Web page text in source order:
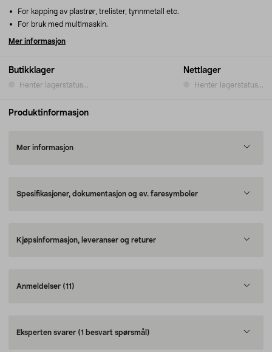
Butikklager
Henter lagerstatus...
Nettlager
Henter lagerstatus...
For kapping av plastrør, trelister, tynnmetall etc.
For bruk med multimaskin.
Mer informasjon
Produktinformasjon
Mer informasjon
Spesifikasjoner, dokumentasjon og ev. faresymboler
Kjøpsinformasjon, leveranser og returer
Anmeldelser (11)
Eksperten svarer (1 besvart spørsmål)